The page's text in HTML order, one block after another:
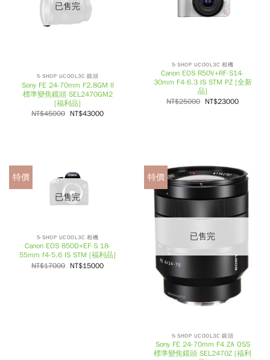
已售完
5-SHOP UCOOL3C 鏡頭
Sony FE 24-70mm F2.8GM II
標準變焦鏡頭 SEL2470GM2
[福利品]
NT$45000 NT$43000
5-SHOP UCOOL3C 相機
Canon EOS R50V+RF-S14-
30mm F4-6.3 IS STM PZ [全新
品]
NT$25000 NT$23000
特價
已售完
5-SHOP UCOOL3C 相機
Canon EOS 850D+EF-S 18-
55mm f4-5.6 IS STM [福利品]
NT$17000 NT$15000
特價
已售完
5-SHOP UCOOL3C 鏡頭
Sony FE 24-70mm F4 ZA OSS
標準變焦鏡頭 SEL2470Z [福利